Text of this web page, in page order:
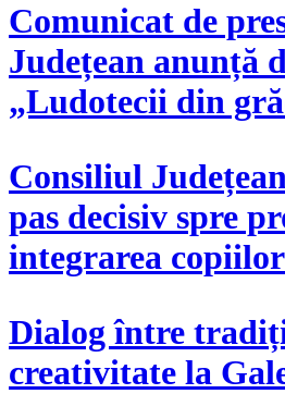
Comunicat de
Județean anunță
„Ludotecii din
Consiliul
pas decisiv spre
integrarea
Dialog între
creativitate la